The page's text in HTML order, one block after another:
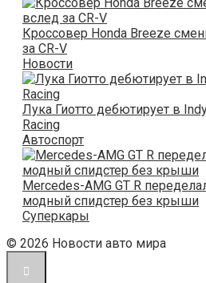
Кроссовер Honda Breeze
за CR-V
Новости
Лука Гиотто дебютирует в
Racing
Автоспорт
Mercedes-AMG GT R
модный спидстер без крыши
Суперкары
© 2026 Новости авто мира